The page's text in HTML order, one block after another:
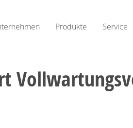
Produkte Service